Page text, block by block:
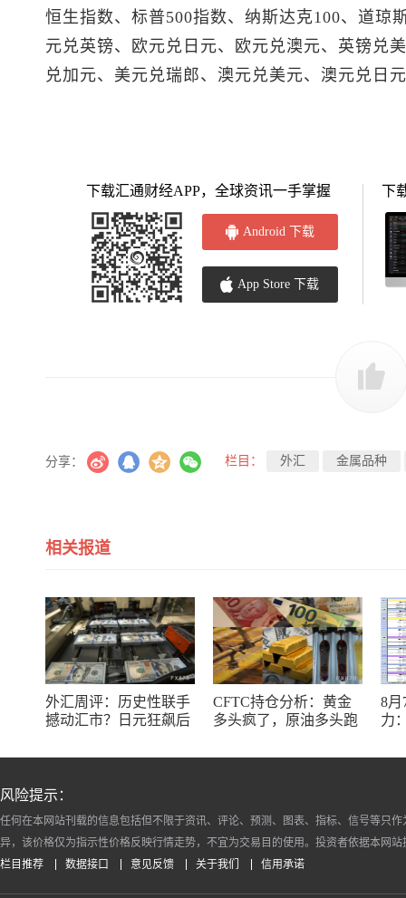
恒生指数、 标普500指数、纳斯达克100、道琼
元兑英镑、欧元兑日元、欧元兑澳元、 英镑兑
兑加元、 美元兑瑞郎、 澳元兑美元、澳元兑日
下载汇通财经APP，全球资讯一手掌握
Android 下载
App Store 下载
下
分享： 栏目： 外汇 金属品种
相关报道
外汇周评：历史性联手
撼动汇市？日元狂飙后
美元刷新七周低点
CFTC持仓分析：黄金
多头疯了，原油多头跑
8月
力
十
风险提示：
任何在本网站刊载的信息包括但不限于资讯、评论、预测、图表、指标、信号等只
异，该价格仅为指示性价格反映行情走势，不宜为交易目的使用。投资者依据本网
栏目推荐
数据接口 意见反馈 关于我们 信用承诺